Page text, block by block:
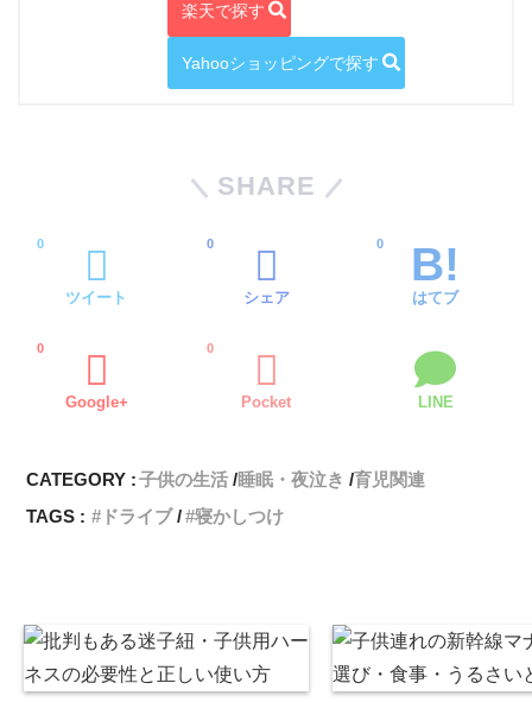
楽天で探す
Yahooショッピングで探す
SHARE
ツイート
0
シェア
0
はてブ
0
Google+
0
Pocket
0
LINE
CATEGORY :子供の生活 睡眠・夜泣き
育児関連
TAGS :
ドライブ 寝かしつけ